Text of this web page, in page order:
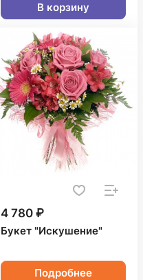
В корзину
4 780 ₽
Букет "Искушение"
Подробнее